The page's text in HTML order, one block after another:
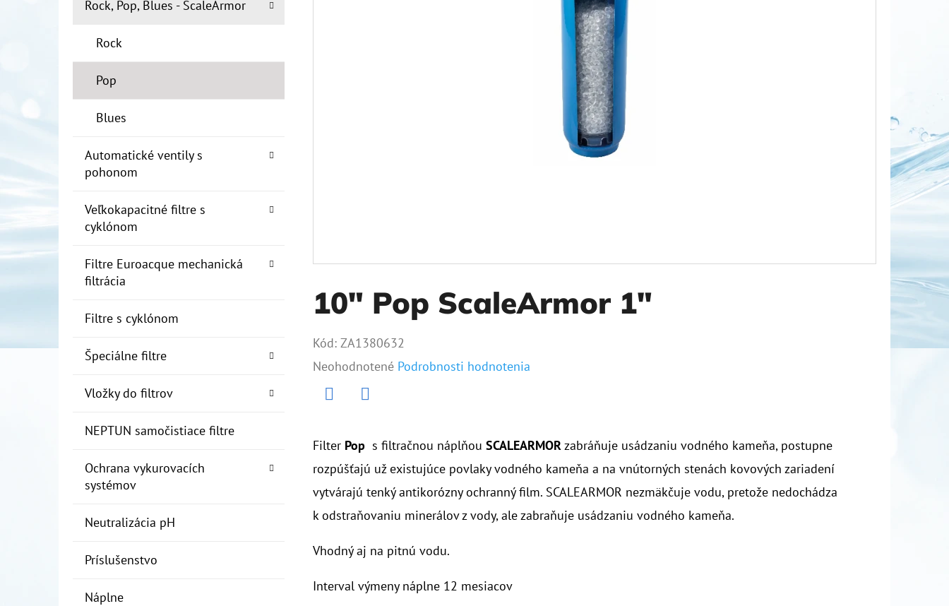
Rock, Pop, Blues - ScaleArmor
Rock
Pop
Blues
Automatické ventily s
pohonom
Veľkokapacitné filtre s
cyklónom
Filtre Euroacque mechanická
filtrácia
Filtre s cyklónom
Špeciálne filtre
Vložky do filtrov
NEPTUN samočistiace filtre
Ochrana vykurovacích
systémov
Neutralizácia pH
Príslušenstvo
Náplne
10" Pop ScaleArmor 1"
Kód: ZA1380632
Priemerné
hodnotenie
Neohodnotené Podrobnosti hodnotenia
Filter Pop s filtračnou náplňou SCALEARMORzabráňuje usádzaniu vodného kameňa, postupne
rozpúšťajú už existujúce povlaky vodného kameňa a na vnútorných stenách kovových zariadení
vytvárajú tenký antikorózny ochranný film. SCALEARMOR nezmäkčuje vodu, pretože nedochádza
k odstraňovaniu minerálov z vody, ale zabraňuje usádzaniu vodného kameňa.
Vhodný aj na pitnú vodu.
Interval výmeny náplne 12 mesiacov
10" FILTER SENIOR 1"
10" FILTER SENIOR DUO 1"
€37,10